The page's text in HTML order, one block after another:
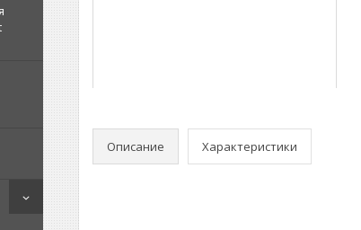
Описание Характеристики